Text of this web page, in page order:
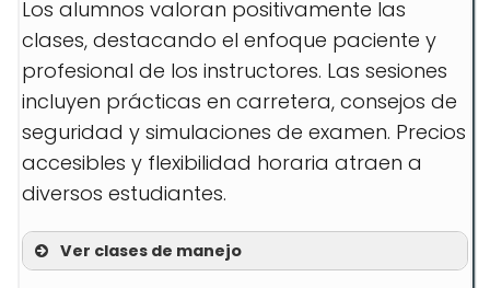
Los alumnos valoran positivamente las
clases, destacando el enfoque paciente y
profesional de los instructores. Las sesiones
incluyen prácticas en carretera, consejos de
seguridad y simulaciones de examen. Precios
accesibles y flexibilidad horaria atraen a
diversos estudiantes.
Ver clases de manejo